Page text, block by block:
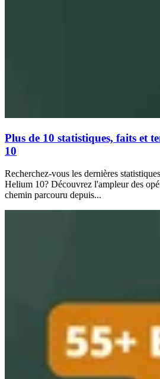
Plus de 10 statistiques, faits et
10
Recherchez-vous les dernières
Helium 10? Découvrez l'ampleur des
chemin parcouru depuis...